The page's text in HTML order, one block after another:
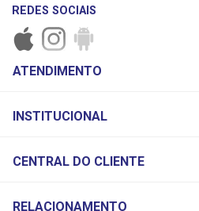
REDES SOCIAIS
PAGAMENTO
ATENDIMENTO
INSTITUCIONAL
CENTRAL DO CLIENTE
RELACIONAMENTO